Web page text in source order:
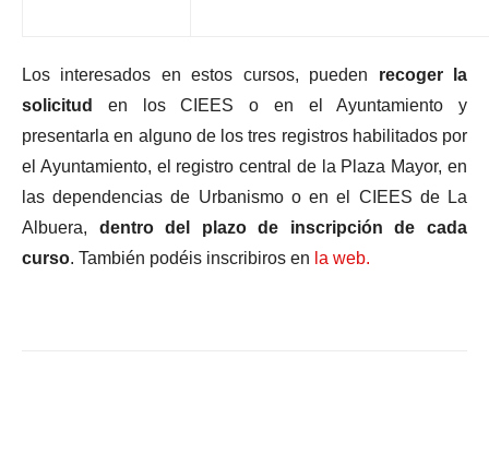
Los interesados en estos cursos, pueden recoger la
solicitud en los CIEES o en el Ayuntamiento y
presentarla en alguno de los tres registros habilitados por
el Ayuntamiento, el registro central de la Plaza Mayor, en
las dependencias de Urbanismo o en el CIEES de La
Albuera, dentro del plazo de inscripción de cada
curso. También podéis inscribiros en la web.